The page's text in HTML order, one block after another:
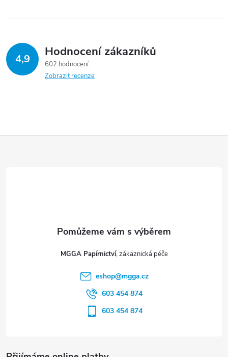
4,9 Hodnocení zákazníků
602 hodnocení
Zobrazit recenze
MGGA Papírnictví
eshop@mgga.cz
603 454 874
603 454 874